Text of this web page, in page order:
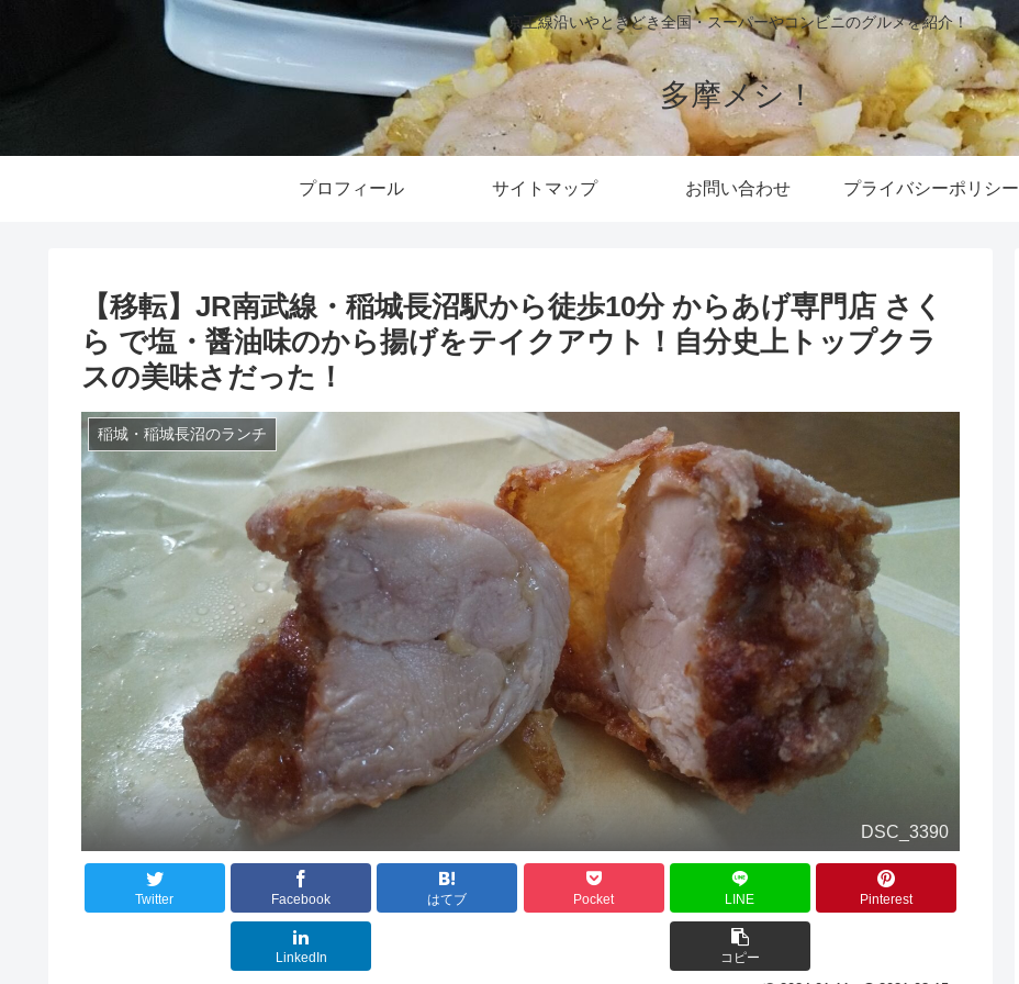
京王線沿いやときどき全国・スーパーやコンビニのグルメを紹介！
多摩メシ！
プロフィール サイトマップ お問い合わせ プライバシーポリシー
【移転】JR南武線・稲城長沼駅から徒歩10分 からあげ専門店 さく
ら で塩・醤油味のから揚げをテイクアウト！自分史上トップクラ
スの美味さだった！
稲城・稲城長沼のランチ
DSC_3390
Twitter Facebook はてブ Pocket LINE Pinterest
LinkedIn コピー